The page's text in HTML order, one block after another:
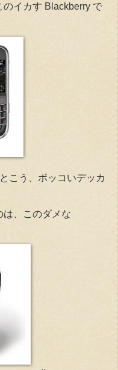
イカす Blackberry で
こう、ボッコいデッカ
は、このダメな